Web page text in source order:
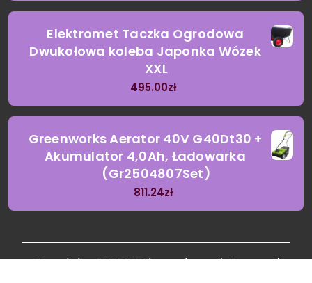
Elektromet Taczka Ogrodowa
Dwukołowa koleba Japonka Wózek
XXL
495.00zł
Greenworks Aerator 40V G40Dt30 +
Akumulator 4,0Ah, Ładowarka
(Gr2504807Set)
811.24zł
Copyright © 2026 Oknosolarne | Powered